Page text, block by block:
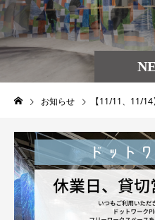
お知らせ 【11/11、11/